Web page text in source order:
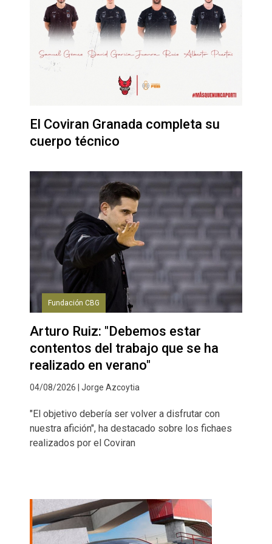
El Coviran Granada completa su
cuerpo técnico
Fundación CBG
Arturo Ruiz: "Debemos estar
contentos del trabajo que se ha
realizado en verano"
04/08/2026 | Jorge Azcoytia
"El objetivo debería ser volver a disfrutar con
nuestra afición", ha destacado sobre los fichaes
realizados por el Coviran